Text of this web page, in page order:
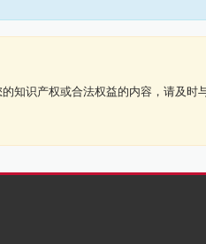
知识产权或合法权益的内容，请及时